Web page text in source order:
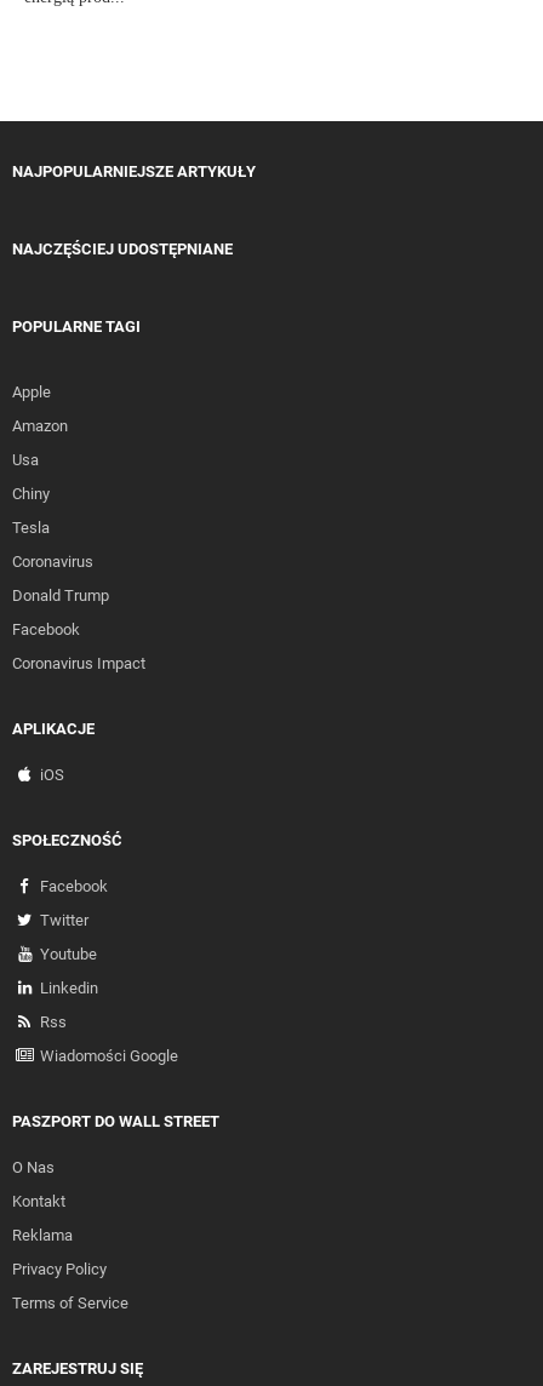
NAJPOPULARNIEJSZE ARTYKUŁY
NAJCZĘŚCIEJ UDOSTĘPNIANE
POPULARNE TAGI
Apple
Amazon
Usa
Chiny
Tesla
Coronavirus
Donald Trump
Facebook
Coronavirus Impact
APLIKACJE
iOS
SPOŁECZNOŚĆ
Facebook
Twitter
Youtube
Linkedin
Rss
Wiadomości Google
PASZPORT DO WALL STREET
O Nas
Kontakt
Reklama
Privacy Policy
Terms of Service
ZAREJESTRUJ SIĘ